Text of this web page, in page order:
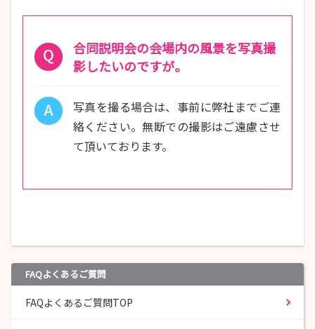
FAQよくあるご質問
FAQよくあるご質問TOP
合同説明会の会場内の風景を写真撮
影したいのですが。
写真を撮る場合は、事前に弊社までご連
絡ください。無断での撮影はご遠慮させ
て頂いております。